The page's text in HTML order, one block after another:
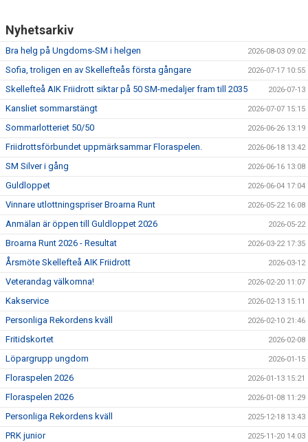
Nyhetsarkiv
Bra helg på Ungdoms-SM i helgen 2026-08-03 09:02
Sofia, troligen en av Skellefteås första gångare 2026-07-17 10:55
Skellefteå AIK Friidrott siktar på 50 SM-medaljer fram till 2035 2026-07-13
Kansliet sommarstängt 2026-07-07 15:15
Sommarlotteriet 50/50 2026-06-26 13:19
Friidrottsförbundet uppmärksammar Floraspelen. 2026-06-18 13:42
SM Silver i gång 2026-06-16 13:08
Guldloppet 2026-06-04 17:04
Vinnare utlottningspriser Broarna Runt 2026-05-22 16:08
Anmälan är öppen till Guldloppet 2026 2026-05-22
Broarna Runt 2026 - Resultat 2026-03-22 17:35
Årsmöte Skellefteå AIK Friidrott 2026-03-12
Veterandag välkomna! 2026-02-20 11:07
Kakservice 2026-02-13 15:11
Personliga Rekordens kväll 2026-02-10 21:46
Fritidskortet 2026-02-08
Löpargrupp ungdom 2026-01-15
Floraspelen 2026 2026-01-13 15:21
Floraspelen 2026 2026-01-08 11:29
Personliga Rekordens kväll 2025-12-18 13:43
PRK junior 2025-11-20 14:03